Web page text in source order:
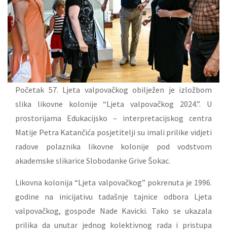
Početak 57. Ljeta valpovačkog obilježen je izložbom
slika likovne kolonije “Ljeta valpovačkog 2024.”. U
prostorijama Edukacijsko – interpretacijskog centra
Matije Petra Katančića posjetitelji su imali prilike vidjeti
radove polaznika likovne kolonije pod vodstvom
akademske slikarice Slobodanke Grive Šokac.
Likovna kolonija “Ljeta valpovačkog” pokrenuta je 1996.
godine na inicijativu tadašnje tajnice odbora Ljeta
valpovačkog, gospođe Nade Kavicki. Tako se ukazala
prilika da unutar jednog kolektivnog rada i pristupa